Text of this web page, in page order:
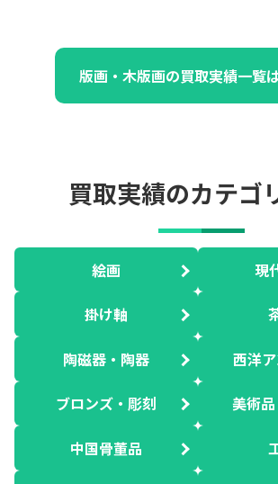
版画・木版画の買取実績一覧
買取実績のカテゴ
絵画 現
掛け軸
陶磁器・陶器 西洋
ブロンズ・彫刻 美術
中国骨董品